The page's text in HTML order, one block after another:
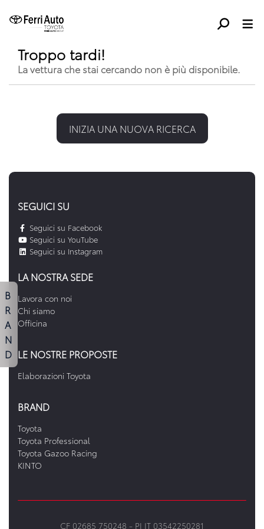
Troppo tardi!
La vettura che stai cercando non è più disponibile.
INIZIA UNA NUOVA RICERCA
SEGUICI SU
Seguici su Facebook
Seguici su YouTube
Seguici su Instagram
LA NOSTRA SEDE
Lavora con noi
Chi siamo
Officina
LE NOSTRE PROPOSTE
Elaborazioni Toyota
BRAND
Toyota
Toyota Professional
Toyota Gazoo Racing
KINTO
CF 02685 750248 - PI IT 03542250281
B
R
A
N
D